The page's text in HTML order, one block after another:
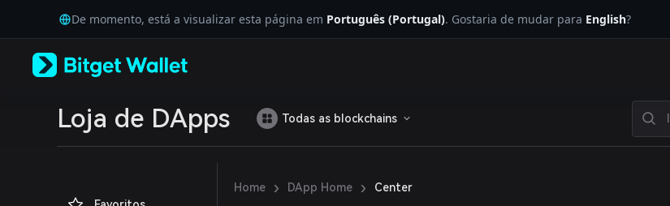
Tiếng Việt
Русский
Español (Latinoamérica)
Português (Portugal)
De momento, está a visualizar esta página em Português (Portugal). Gostaria de mudar para English?
Loja de DApps Todas as blockchains
Home › DApp Home › Center